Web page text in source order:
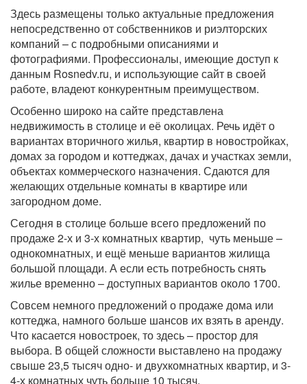
Здесь размещены только актуальные предложения
непосредственно от собственников и риэлторских
компаний – с подробными описаниями и
фотографиями. Профессионалы, имеющие доступ к
данным Rosnedv.ru, и использующие сайт в своей
работе, владеют конкурентным преимуществом.
Особенно широко на сайте представлена
недвижимость в столице и её околицах. Речь идёт о
вариантах вторичного жилья, квартир в новостройках,
домах за городом и коттеджах, дачах и участках земли,
объектах коммерческого назначения. Сдаются для
желающих отдельные комнаты в квартире или
загородном доме.
Сегодня в столице больше всего предложений по
продаже 2-х и 3-х комнатных квартир, чуть меньше –
однокомнатных, и ещё меньше вариантов жилища
большой площади. А если есть потребность снять
жилье временно – доступных вариантов около 1700.
Совсем немного предложений о продаже дома или
коттеджа, намного больше шансов их взять в аренду.
Что касается новостроек, то здесь – простор для
выбора. В общей сложности выставлено на продажу
свыше 23,5 тысяч одно- и двухкомнатных квартир, и 3-
4-х комнатных чуть больше 10 тысяч.